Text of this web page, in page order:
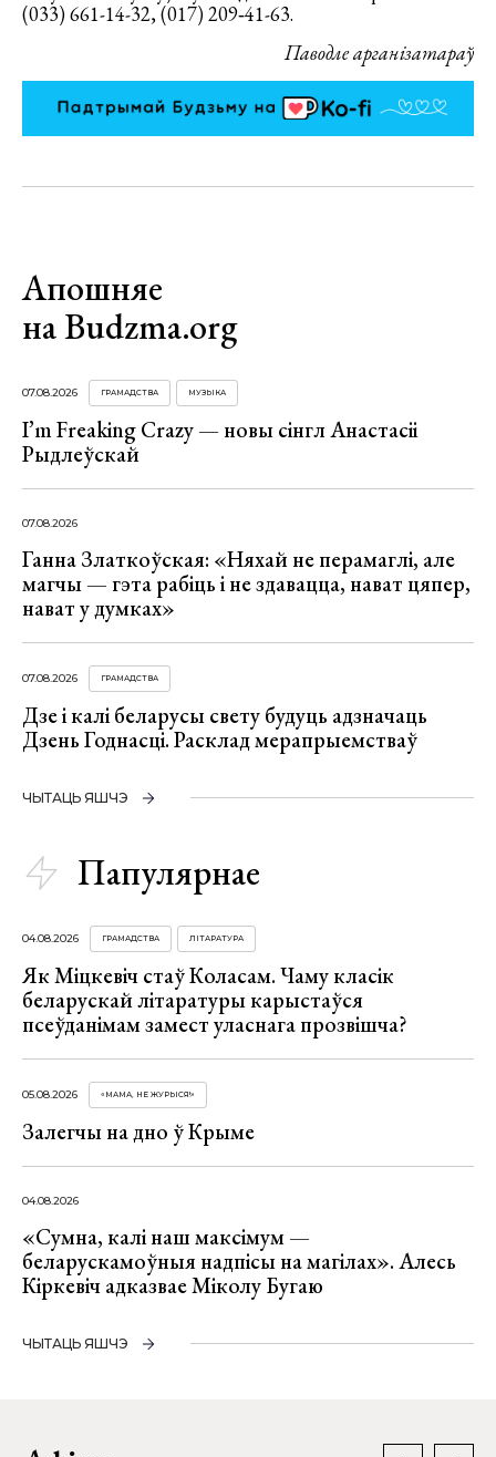
(033) 661-14-32, (017) 209‑41-63.
Паводле арганізатараў
Апошняе
на Budzma.org
07.08.2026 ГРАМАДСТВА МУЗЫКА
I’m Freaking Crazy — новы сінгл Анастасіі
Рыдлеўскай
07.08.2026
Ганна Златкоўская: «Няхай не перамаглі, але
магчы — гэта рабіць і не здавацца, нават цяпер,
нават у думках»
07.08.2026 ГРАМАДСТВА
Дзе і калі беларусы свету будуць адзначаць
Дзень Годнасці. Расклад мерапрыемстваў
ЧЫТАЦЬ ЯШЧЭ
Папулярнае
04.08.2026 ГРАМАДСТВА ЛІТАРАТУРА
Як Міцкевіч стаў Коласам. Чаму класік
беларускай літаратуры карыстаўся
псеўданімам замест уласнага прозвішча?
05.08.2026 «МАМА, НЕ ЖУРЫСЯ!»
Залегчы на дно ў Крыме
04.08.2026
«Сумна, калі наш максімум —
беларускамоўныя надпісы на магілах». Алесь
Кіркевіч адказвае Міколу Бугаю
ЧЫТАЦЬ ЯШЧЭ